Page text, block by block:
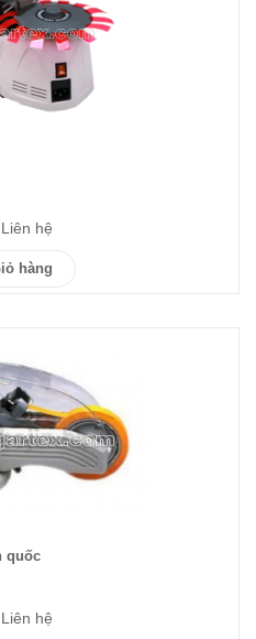
hệ
hàng
quốc
hệ